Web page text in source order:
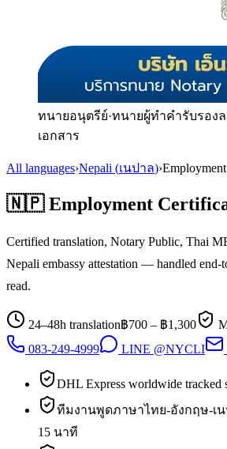
ทนายอนุตรีย์·ทนายผู้ทำคำรับรอง
เอกสาร
All languages›Nepali (เนปาล)›
🇳🇵 Employment
Certified translation, Notary Public, Thai
Nepali embassy attestation — handled end-
read.
24–48h translation฿700 – ฿1,300
083-249-4999
LINE @NYCLI
DHL Express worldwide tracked
ทีมงานพูดภาษาไทย-อังกฤษ-เ
15 นาที